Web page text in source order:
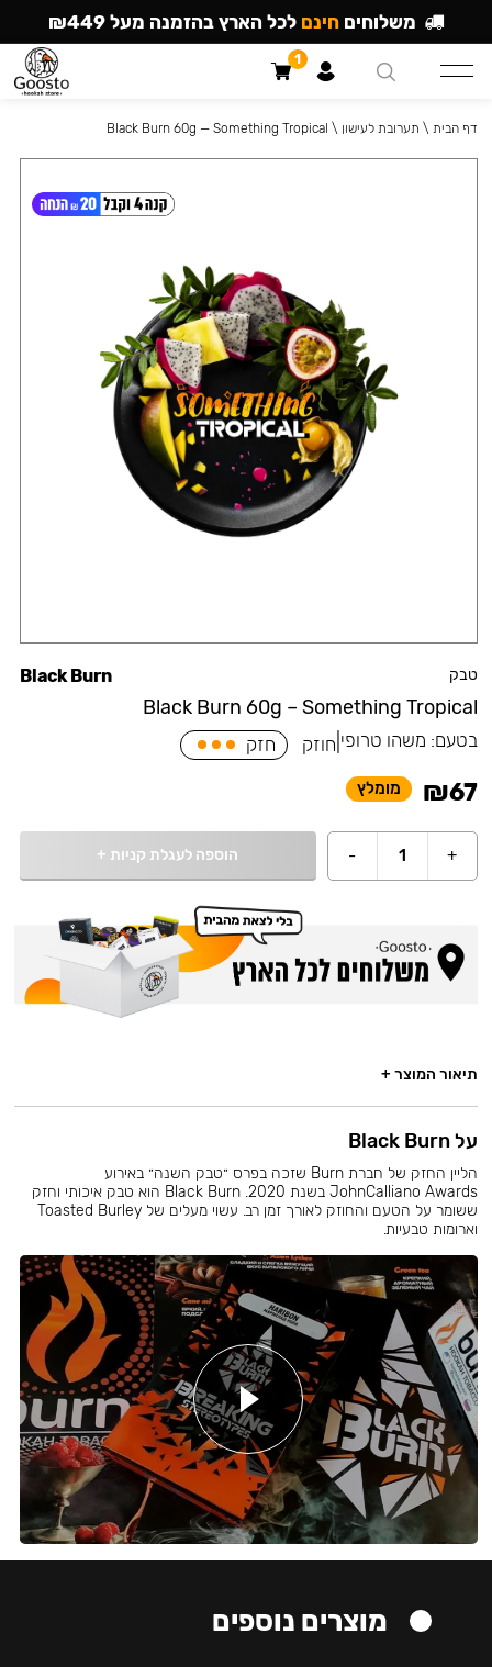
טבק
Black Burn 60g – Something Tropical
Black Burn
בטעם: משהו טרופי חוזק חזק
₪67 מומלץ
+
1
- הוספה לעגלת קניות +
דף הבית \ תערובת לעישון \
Black Burn 60g — Something Tropical
תיאור המוצר +
על Black Burn
הליין החזק של חברת Burn שזכה בפרס ״טבק השנה״ באירוע
JohnCalliano Awards בשנת 2020. Black Burn הוא טבק איכותי וחזק
ששומר על הטעם והחוזק לאורך זמן רב. עשוי מעלים של Toasted Burley
וארומות טבעיות.
מוצרים נוספים
משלוחים חינם לכל הארץ בהזמנה מעל ₪449
1